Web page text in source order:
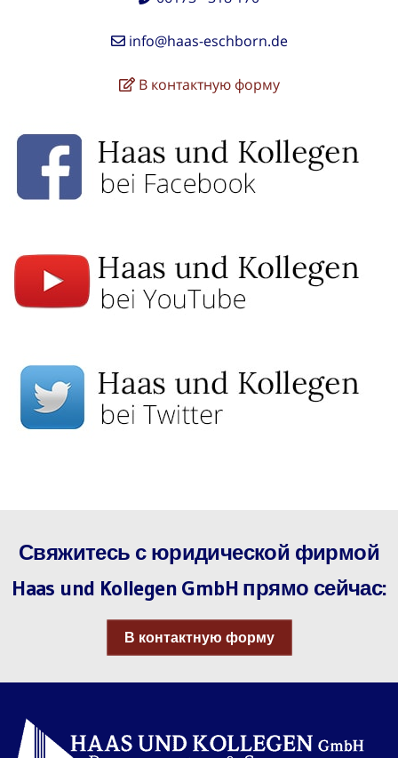
info@haas-eschborn.de
В контактную форму
Свяжитесь с юридической фирмой
Haas und Kollegen GmbH прямо сейчас:
В контактную форму